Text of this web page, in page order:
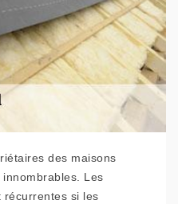
des maisons
Les
récurrentes si les